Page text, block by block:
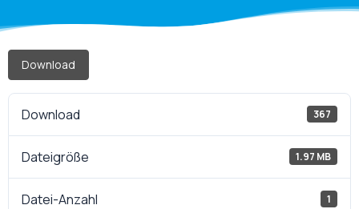
Download
Download 367
Dateigröße 1.97 MB
Datei-Anzahl 1